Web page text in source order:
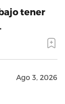
tener
Ago 3, 2026